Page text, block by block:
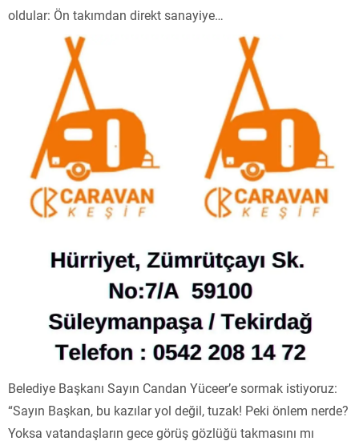
oldular: Ön takımdan direkt sanayiye…
Belediye Başkanı Sayın Candan Yüceer’e sormak istiyoruz:
“Sayın Başkan, bu kazılar yol değil, tuzak! Peki önlem nerde?
Yoksa vatandaşların gece görüş gözlüğü takmasını mı